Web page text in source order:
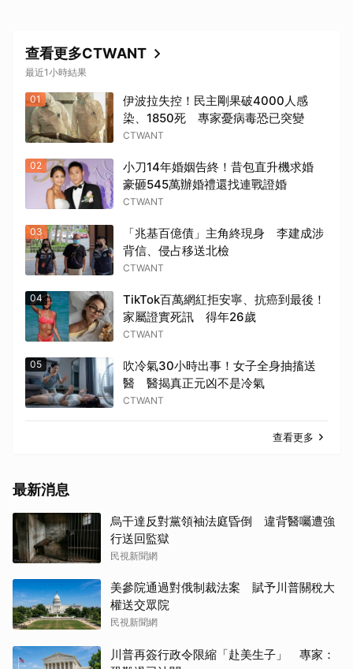
查看更多CTWANT
最近1小時結果
01
伊波拉失控！民主剛果破4000人感
染、1850死 專家憂病毒恐已突變
CTWANT
02
小刀14年婚姻告終！昔包直升機求婚
豪砸545萬辦婚禮還找連戰證婚
CTWANT
03
「兆基百億債」主角終現身 李建成涉
背信、侵占移送北檢
CTWANT
04
TikTok百萬網紅拒安寧、抗癌到最後！
家屬證實死訊 得年26歲
CTWANT
05
吹冷氣30小時出事！女子全身抽搐送
醫 醫揭真正元凶不是冷氣
CTWANT
查看更多
最新消息
烏干達反對黨領袖法庭昏倒 違背醫囑遭強
行送回監獄
民視新聞網
美參院通過對俄制裁法案 賦予川普關稅大
權送交眾院
民視新聞網
川普再簽行政令限縮「赴美生子」 專家：